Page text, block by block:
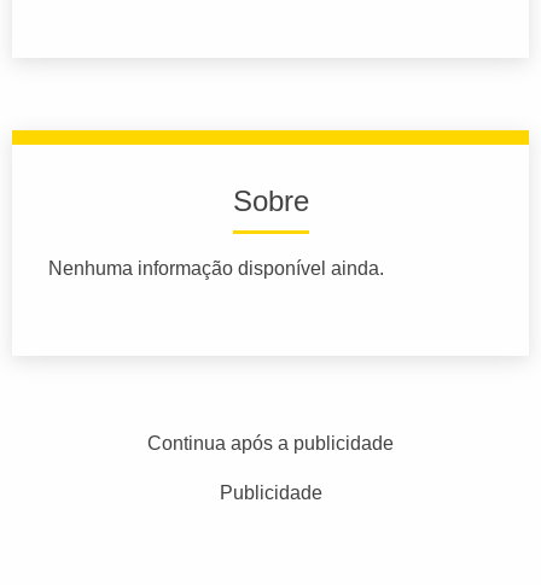
Sobre
Nenhuma informação disponível ainda.
Continua após a publicidade
Publicidade